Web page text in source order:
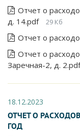
Отчет о
д. 14.pdf
29 Кб
Отчет о
Отчет о
Заречная-2, д. 2.pdf
18.12.2023
ОТЧЕТ О
ГОД